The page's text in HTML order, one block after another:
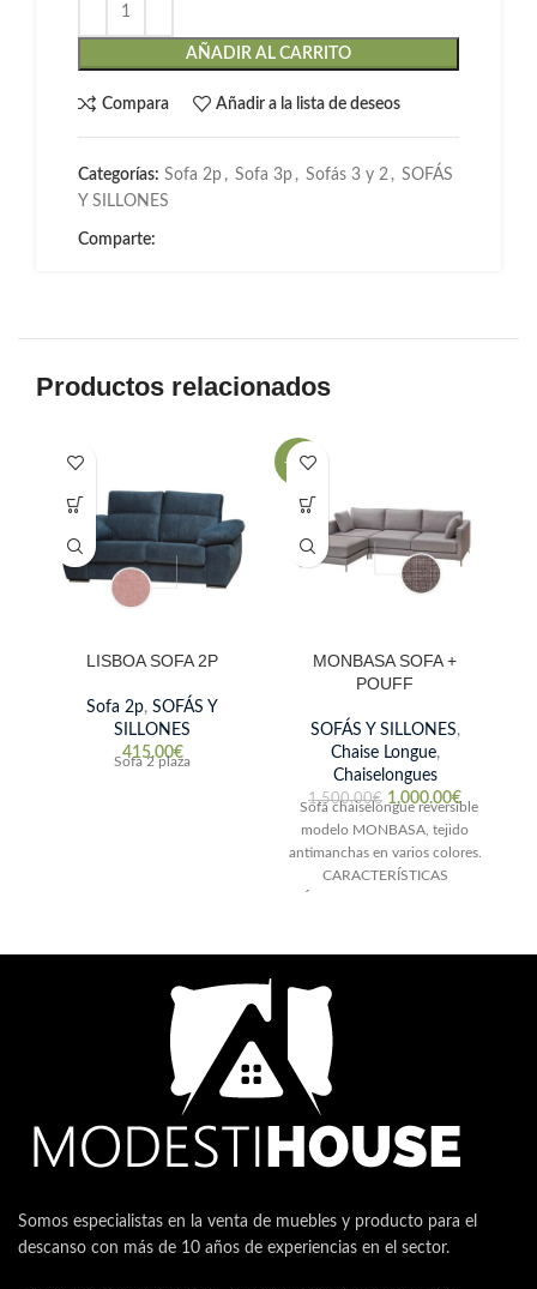
AÑADIR AL CARRITO
Compara Añadir a la lista de deseos
Categorías: Sofa 2p , Sofa 3p , Sofás 3 y 2 , SOFÁS
Y SILLONES
Comparte:
Productos relacionados
LISBOA SOFA 2P
Sofa 2p, SOFÁS Y
SILLONES
415.00€
Sofa 2 plaza
-33%
MONBASA SOFA +
POUFF
SOFÁS Y SILLONES,
Chaise Longue,
Chaiselongues
1,500.00€ 1,000.00€
Sofá chaiselongue reversible
modelo MONBASA, tejido
antimanchas en varios colores.
CARACTERÍSTICAS
Somos especialistas en la venta de muebles y producto para el
descanso con más de 10 años de experiencias en el sector.